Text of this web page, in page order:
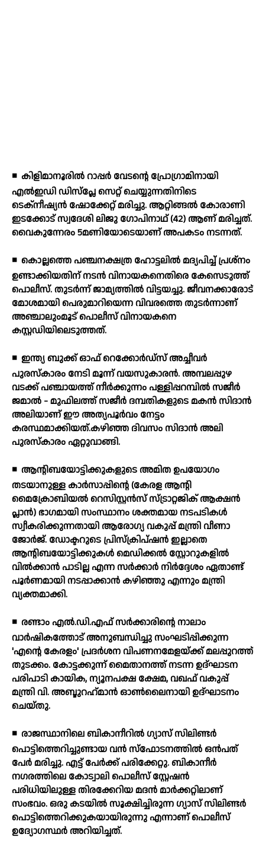
◾ കിളിമാനൂരില്‍ റാപ്പര്‍ വേടന്റെ പ്രോഗ്രാമിനായി
എല്‍ഇഡി ഡിസ്പ്ലേ സെറ്റ് ചെയ്യുന്നതിനിടെ
ടെക്നീഷ്യന്‍ ഷോക്കേറ്റ് മരിച്ചു. ആറ്റിങ്ങല്‍ കോരാണി
ഇടക്കോട് സ്വദേശി ലിജു ഗോപിനാഥ് (42) ആണ് മരിച്ചത്.
വൈകുന്നേരം 5മണിയോടെയാണ് അപകടം നടന്നത്.
◾ കൊല്ലത്തെ പഞ്ചനക്ഷത്ര ഹോട്ടലില്‍ മദ്യപിച്ച് പ്രശ്നം
ഉണ്ടാക്കിയതിന് നടന്‍ വിനായകനെതിരെ കേസെടുത്ത്
പൊലീസ്. തുടര്‍ന്ന് ജാമ്യത്തില്‍ വിട്ടയച്ചു. ജീവനക്കാരോട്
മോശമായി പെരുമാറിയെന്ന വിവരത്തെ തുടര്‍ന്നാണ്
അഞ്ചാലുംമൂട് പൊലീസ് വിനായകനെ
കസ്റ്റഡിയിലെടുത്തത്.
◾ ഇന്ത്യ ബുക്ക് ഓഫ് റെക്കോര്‍ഡ്സ് അച്ചീവര്‍
പുരസ്‌കാരം നേടി മൂന്ന് വയസുകാരന്‍. അമ്പലപ്പുഴ
വടക്ക് പഞ്ചായത്ത് നീര്‍ക്കുന്നം പള്ളിപ്പറമ്പില്‍ സജീര്‍
ജമാല്‍ - മുഫിലത്ത് സജീര്‍ ദമ്പതികളുടെ മകന്‍ സിദാന്‍
അലിയാണ് ഈ അത്യപൂര്‍വം നേട്ടം
കരസ്ഥമാക്കിയത്.കഴിഞ്ഞ ദിവസം സിദാന്‍ അലി
പുരസ്‌കാരം ഏറ്റുവാങ്ങി.
◾ ആന്റിബയോട്ടിക്കുകളുടെ അമിത ഉപയോഗം
തടയാനുള്ള കാര്‍സാപ്പിന്റെ (കേരള ആന്റി
മൈക്രോബിയല്‍ റെസിസ്റ്റന്‍സ് സ്ട്രാറ്റജിക് ആക്ഷന്‍
പ്ലാന്‍) ഭാഗമായി സംസ്ഥാനം ശക്തമായ നടപടികള്‍
സ്വീകരിക്കുന്നതായി ആരോഗ്യ വകുപ്പ് മന്ത്രി വീണാ
ജോര്‍ജ്. ഡോക്ടറുടെ പ്രിസ്‌ക്രിപ്ഷന്‍ ഇല്ലാതെ
ആന്റിബയോട്ടിക്കുകള്‍ മെഡിക്കല്‍ സ്റ്റോറുകളില്‍
വില്‍ക്കാന്‍ പാടില്ല എന്ന സര്‍ക്കാര്‍ നിര്‍ദ്ദേശം ഏതാണ്ട്
പൂര്‍ണമായി നടപ്പാക്കാന്‍ കഴിഞ്ഞു എന്നും മന്ത്രി
വ്യക്തമാക്കി.
◾ രണ്ടാം എല്‍.ഡി.എഫ് സര്‍ക്കാരിന്റെ നാലാം
വാര്‍ഷികത്തോട് അനുബന്ധിച്ചു സംഘടിപ്പിക്കുന്ന
'എന്റെ കേരളം' പ്രദര്‍ശന വിപണനമേളയ്ക്ക് മലപ്പുറത്ത്
തുടക്കം. കോട്ടക്കുന്ന് മൈതാനത്ത് നടന്ന ഉദ്ഘാടന
പരിപാടി കായിക, ന്യൂനപക്ഷ ക്ഷേമ, വഖഫ് വകുപ്പ്
മന്ത്രി വി. അബ്ദുറഹ്‌മാന്‍ ഓണ്‍ലൈനായി ഉദ്ഘാടനം
ചെയ്തു.
◾ രാജസ്ഥാനിലെ ബികാനീറില്‍ ഗ്യാസ് സിലിണ്ടര്‍
പൊട്ടിത്തെറിച്ചുണ്ടായ വന്‍ സ്ഫോടനത്തില്‍ ഒന്‍പത്
പേര്‍ മരിച്ചു. എട്ട് പേര്‍ക്ക് പരിക്കേറ്റു. ബികാനീര്‍
നഗരത്തിലെ കോട്വാലി പൊലീസ് സ്റ്റേഷന്‍
പരിധിയിലുള്ള തിരക്കേറിയ മദന്‍ മാര്‍ക്കറ്റിലാണ്
സംഭവം. ഒരു കടയില്‍ സൂക്ഷിച്ചിരുന്ന ഗ്യാസ് സിലിണ്ടര്‍
പൊട്ടിത്തെറിക്കുകയായിരുന്നു എന്നാണ് പൊലീസ്
ഉദ്യോഗസ്ഥര്‍ അറിയിച്ചത്.